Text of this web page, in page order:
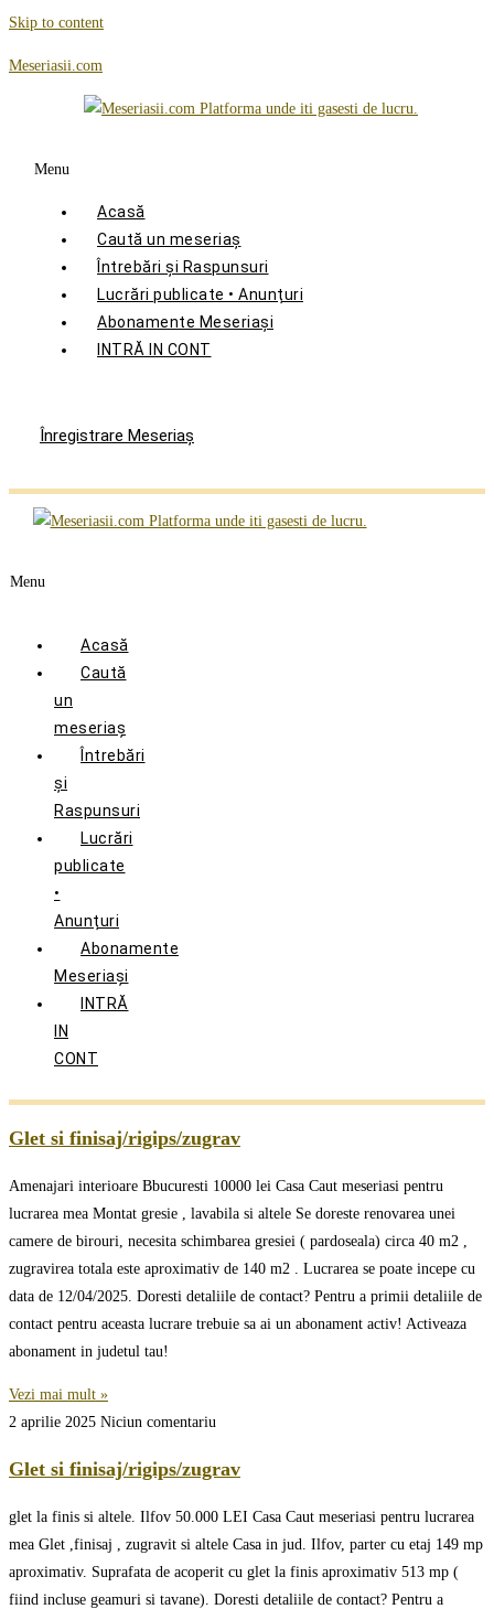
Skip to content
Meseriasii.com
Menu
Acasă
Caută un meseriaș
Întrebări și Raspunsuri
Lucrări publicate • Anunțuri
Abonamente Meseriași
INTRĂ IN CONT
Înregistrare Meseriaş
Menu
Acasă
Caută
un
meseriaș
Întrebări
și
Raspunsuri
Lucrări
publicate
•
Anunțuri
Abonamente
Meseriași
INTRĂ
IN
CONT
Glet si finisaj/rigips/zugrav
Amenajari interioare Bbucuresti 10000 lei Casa Caut meseriasi pentru
lucrarea mea Montat gresie , lavabila si altele Se doreste renovarea unei
camere de birouri, necesita schimbarea gresiei ( pardoseala) circa 40 m2 ,
zugravirea totala este aproximativ de 140 m2 . Lucrarea se poate incepe cu
data de 12/04/2025. Doresti detaliile de contact? Pentru a primii detaliile de
contact pentru aceasta lucrare trebuie sa ai un abonament activ! Activeaza
abonament in judetul tau!
Vezi mai mult »
2 aprilie 2025 Niciun comentariu
Glet si finisaj/rigips/zugrav
glet la finis si altele. Ilfov 50.000 LEI Casa Caut meseriasi pentru lucrarea
mea Glet ,finisaj , zugravit si altele Casa in jud. Ilfov, parter cu etaj 149 mp
aproximativ. Suprafata de acoperit cu glet la finis aproximativ 513 mp (
fiind incluse geamuri si tavane). Doresti detaliile de contact? Pentru a